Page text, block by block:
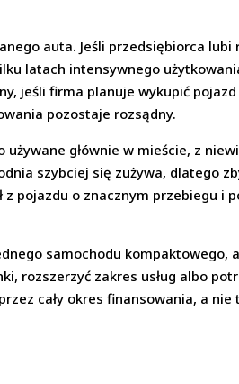
auta. Jeśli przedsiębiorca
latach intensywnego
jeśli firma planuje wykupić
pozostaje rozsądny.
głównie w mieście, z
szybciej się zużywa, dlatego
pojazdu o znacznym przebiegu i
samochodu kompaktowego,
rozszerzyć zakres usług albo
cały okres finansowania, a